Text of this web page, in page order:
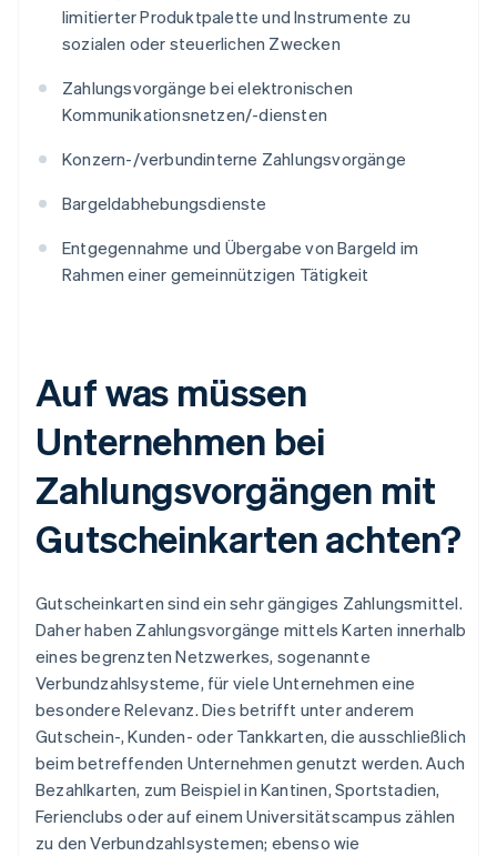
limitierter Produktpalette und Instrumente zu
sozialen oder steuerlichen Zwecken
Zahlungsvorgänge bei elektronischen
Kommunikationsnetzen/-diensten
Konzern-/verbundinterne Zahlungsvorgänge
Bargeldabhebungsdienste
Entgegennahme und Übergabe von Bargeld im
Rahmen einer gemeinnützigen Tätigkeit
Auf was müssen
Unternehmen bei
Zahlungsvorgängen mit
Gutscheinkarten achten?
Gutscheinkarten sind ein sehr gängiges Zahlungsmittel.
Daher haben Zahlungsvorgänge mittels Karten innerhalb
eines begrenzten Netzwerkes, sogenannte
Verbundzahlsysteme, für viele Unternehmen eine
besondere Relevanz. Dies betrifft unter anderem
Gutschein-, Kunden- oder Tankkarten, die ausschließlich
beim betreffenden Unternehmen genutzt werden. Auch
Bezahlkarten, zum Beispiel in Kantinen, Sportstadien,
Ferienclubs oder auf einem Universitätscampus zählen
zu den Verbundzahlsystemen; ebenso wie